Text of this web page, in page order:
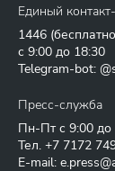
Единый
1446
с 9:00 до 18:30
Telegram-bot:
Пресс-служба
Пн-Пт с 9:00 до
Тел. +7 7172
E-mail: